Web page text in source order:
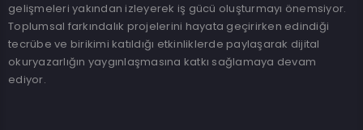
gelişmeleri yakından izleyerek iş gücü oluşturmayı önemsiyor.
Toplumsal farkındalık projelerini hayata geçirirken edindiği
tecrübe ve birikimi katıldığı etkinliklerde paylaşarak dijital
okuryazarlığın yaygınlaşmasına katkı sağlamaya devam
ediyor.